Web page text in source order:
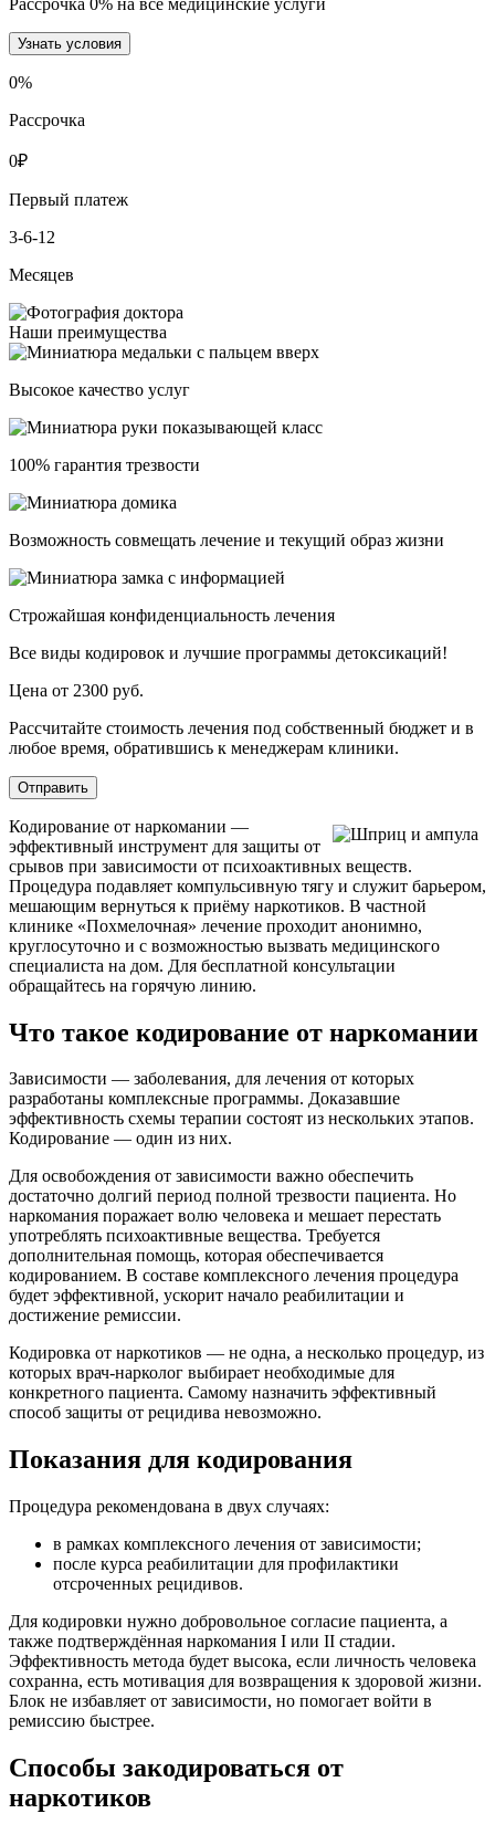
Узнать условия
0%
Рассрочка
0₽
Первый платеж
3-6-12
Месяцев
Наши преимущества
Высокое качество услуг
100% гарантия трезвости
Возможность совмещать лечение и текущий образ жизни
Строжайшая конфиденциальность лечения
Все виды кодировок и лучшие программы детоксикаций!
Цена от 2300 руб.
Рассчитайте стоимость лечения под собственный бюджет и в
любое время, обратившись к менеджерам клиники.
Отправить
Кодирование от наркомании —
эффективный инструмент для защиты от
срывов при зависимости от психоактивных веществ.
Процедура подавляет компульсивную тягу и служит барьером,
мешающим вернуться к приёму наркотиков. В частной
клинике «Похмелочная» лечение проходит анонимно,
круглосуточно и с возможностью вызвать медицинского
специалиста на дом. Для бесплатной консультации
обращайтесь на горячую линию.
Что такое кодирование от наркомании
Зависимости — заболевания, для лечения от которых
разработаны комплексные программы. Доказавшие
эффективность схемы терапии состоят из нескольких этапов.
Кодирование — один из них.
Для освобождения от зависимости важно обеспечить
достаточно долгий период полной трезвости пациента. Но
наркомания поражает волю человека и мешает перестать
употреблять психоактивные вещества. Требуется
дополнительная помощь, которая обеспечивается
кодированием. В составе комплексного лечения процедура
будет эффективной, ускорит начало реабилитации и
достижение ремиссии.
Кодировка от наркотиков — не одна, а несколько процедур, из
которых врач-нарколог выбирает необходимые для
конкретного пациента. Самому назначить эффективный
способ защиты от рецидива невозможно.
Показания для кодирования
Процедура рекомендована в двух случаях:
в рамках комплексного лечения от зависимости;
после курса реабилитации для профилактики
отсроченных рецидивов.
Для кодировки нужно добровольное согласие пациента, а
также подтверждённая наркомания I или II стадии.
Эффективность метода будет высока, если личность человека
сохранна, есть мотивация для возвращения к здоровой жизни.
Блок не избавляет от зависимости, но помогает войти в
ремиссию быстрее.
Способы закодироваться от
наркотиков